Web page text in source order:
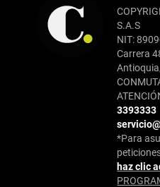
S.A.S
NIT:
Carrera
3393333
*Para
haz clic